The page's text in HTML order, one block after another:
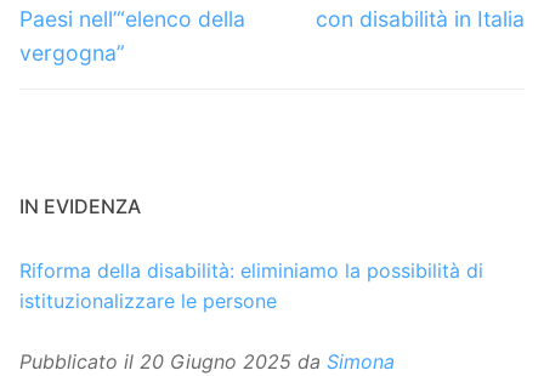
Paesi nell’“elenco della
vergogna”
con disabilità in Italia
IN EVIDENZA
Riforma della disabilità: eliminiamo la possibilità di
istituzionalizzare le persone
Pubblicato il 20 Giugno 2025 da Simona